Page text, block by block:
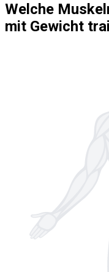
Welche
mit Gewicht